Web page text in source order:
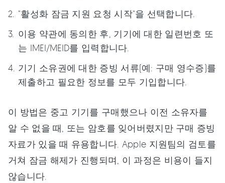
"활성화 잠금 지원 요청 시작"을 선택합니다.
이용 약관에 동의한 후, 기기에 대한 일련번호 또
는 IMEI/MEID를 입력합니다.
기기 소유권에 대한 증빙 서류(예: 구매 영수증)를
제출하고 필요한 정보를 모두 기입합니다.
이 방법은 중고 기기를 구매했으나 이전 소유자를
알 수 없을 때, 또는 암호를 잊어버렸지만 구매 증빙
자료가 있을 때 유용합니다. Apple 지원팀의 검토를
거쳐 잠금 해제가 진행되며, 이 과정은 비용이 들지
않습니다.